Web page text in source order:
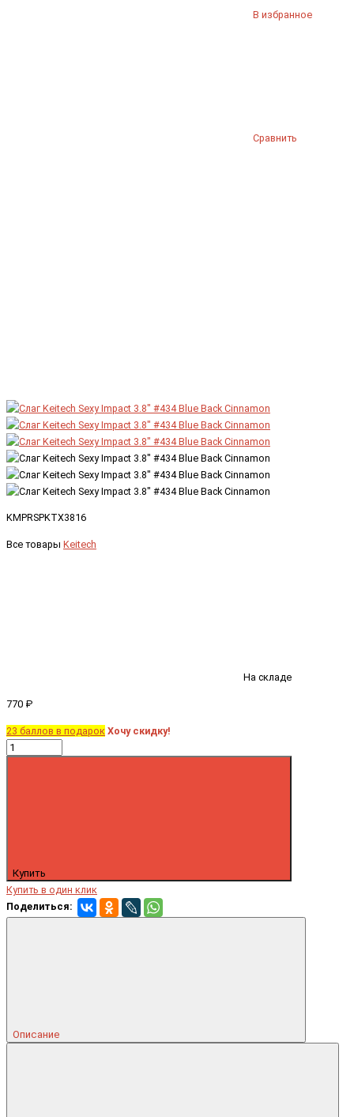
В избранное
Сравнить
KMPRSPKTX3816
Все товары Keitech
На складе
770 ₽
23 баллов в подарок Хочу скидку!
Купить
Купить в один клик
Поделиться:
Описание